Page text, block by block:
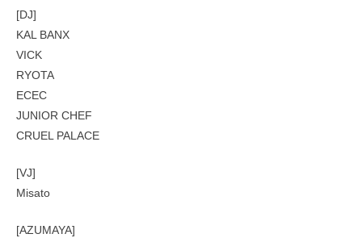
[DJ]
KAL BANX
VICK
RYOTA
ECEC
JUNIOR CHEF
CRUEL PALACE
[VJ]
Misato
[AZUMAYA]